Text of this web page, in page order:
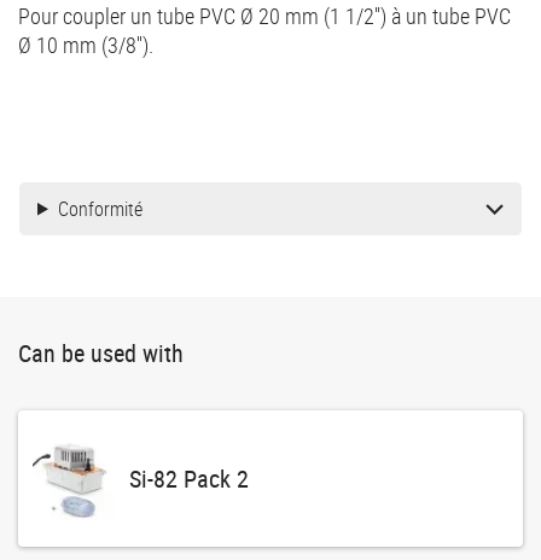
Pour coupler un tube PVC Ø 20 mm (1 1/2'') à un tube PVC
Ø 10 mm (3/8'').
Conformité
Can be used with
Si-82 Pack 2